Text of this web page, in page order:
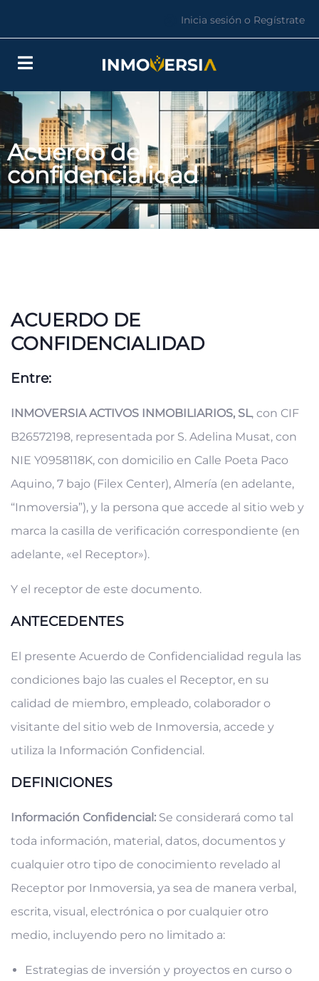
Inicia sesión o Regístrate
Acuerdo de
confidencialidad
ACUERDO DE
CONFIDENCIALIDAD
Entre:
INMOVERSIA ACTIVOS INMOBILIARIOS, SL, con CIF
B26572198, representada por S. Adelina Musat, con
NIE Y0958118K, con domicilio en Calle Poeta Paco
Aquino, 7 bajo (Filex Center), Almería (en adelante,
“Inmoversia”), y la persona que accede al sitio web y
marca la casilla de verificación correspondiente (en
adelante, «el Receptor»).
Y el receptor de este documento.
ANTECEDENTES
El presente Acuerdo de Confidencialidad regula las
condiciones bajo las cuales el Receptor, en su
calidad de miembro, empleado, colaborador o
visitante del sitio web de Inmoversia, accede y
utiliza la Información Confidencial.
DEFINICIONES
Información Confidencial: Se considerará como tal
toda información, material, datos, documentos y
cualquier otro tipo de conocimiento revelado al
Receptor por Inmoversia, ya sea de manera verbal,
escrita, visual, electrónica o por cualquier otro
medio, incluyendo pero no limitado a:
Estrategias de inversión y proyectos en curso o